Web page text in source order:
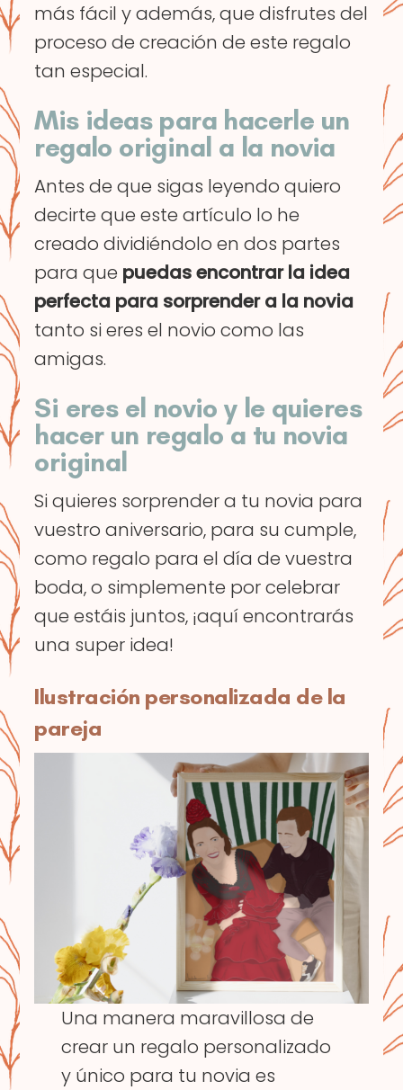
más fácil y además, que disfrutes del
proceso de creación de este regalo
tan especial.
Mis ideas para hacerle un
regalo original a la novia
Antes de que sigas leyendo quiero
decirte que este artículo lo he
creado dividiéndolo en dos partes
para que puedas encontrar la idea
perfecta para sorprender a la novia
tanto si eres el novio como las
amigas.
Si eres el novio y le quieres
hacer un regalo a tu novia
original
Si quieres sorprender a tu novia para
vuestro aniversario, para su cumple,
como regalo para el día de vuestra
boda, o simplemente por celebrar
que estáis juntos, ¡aquí encontrarás
una super idea!
Ilustración personalizada de la
pareja
Una manera maravillosa de
crear un regalo personalizado
y único para tu novia es